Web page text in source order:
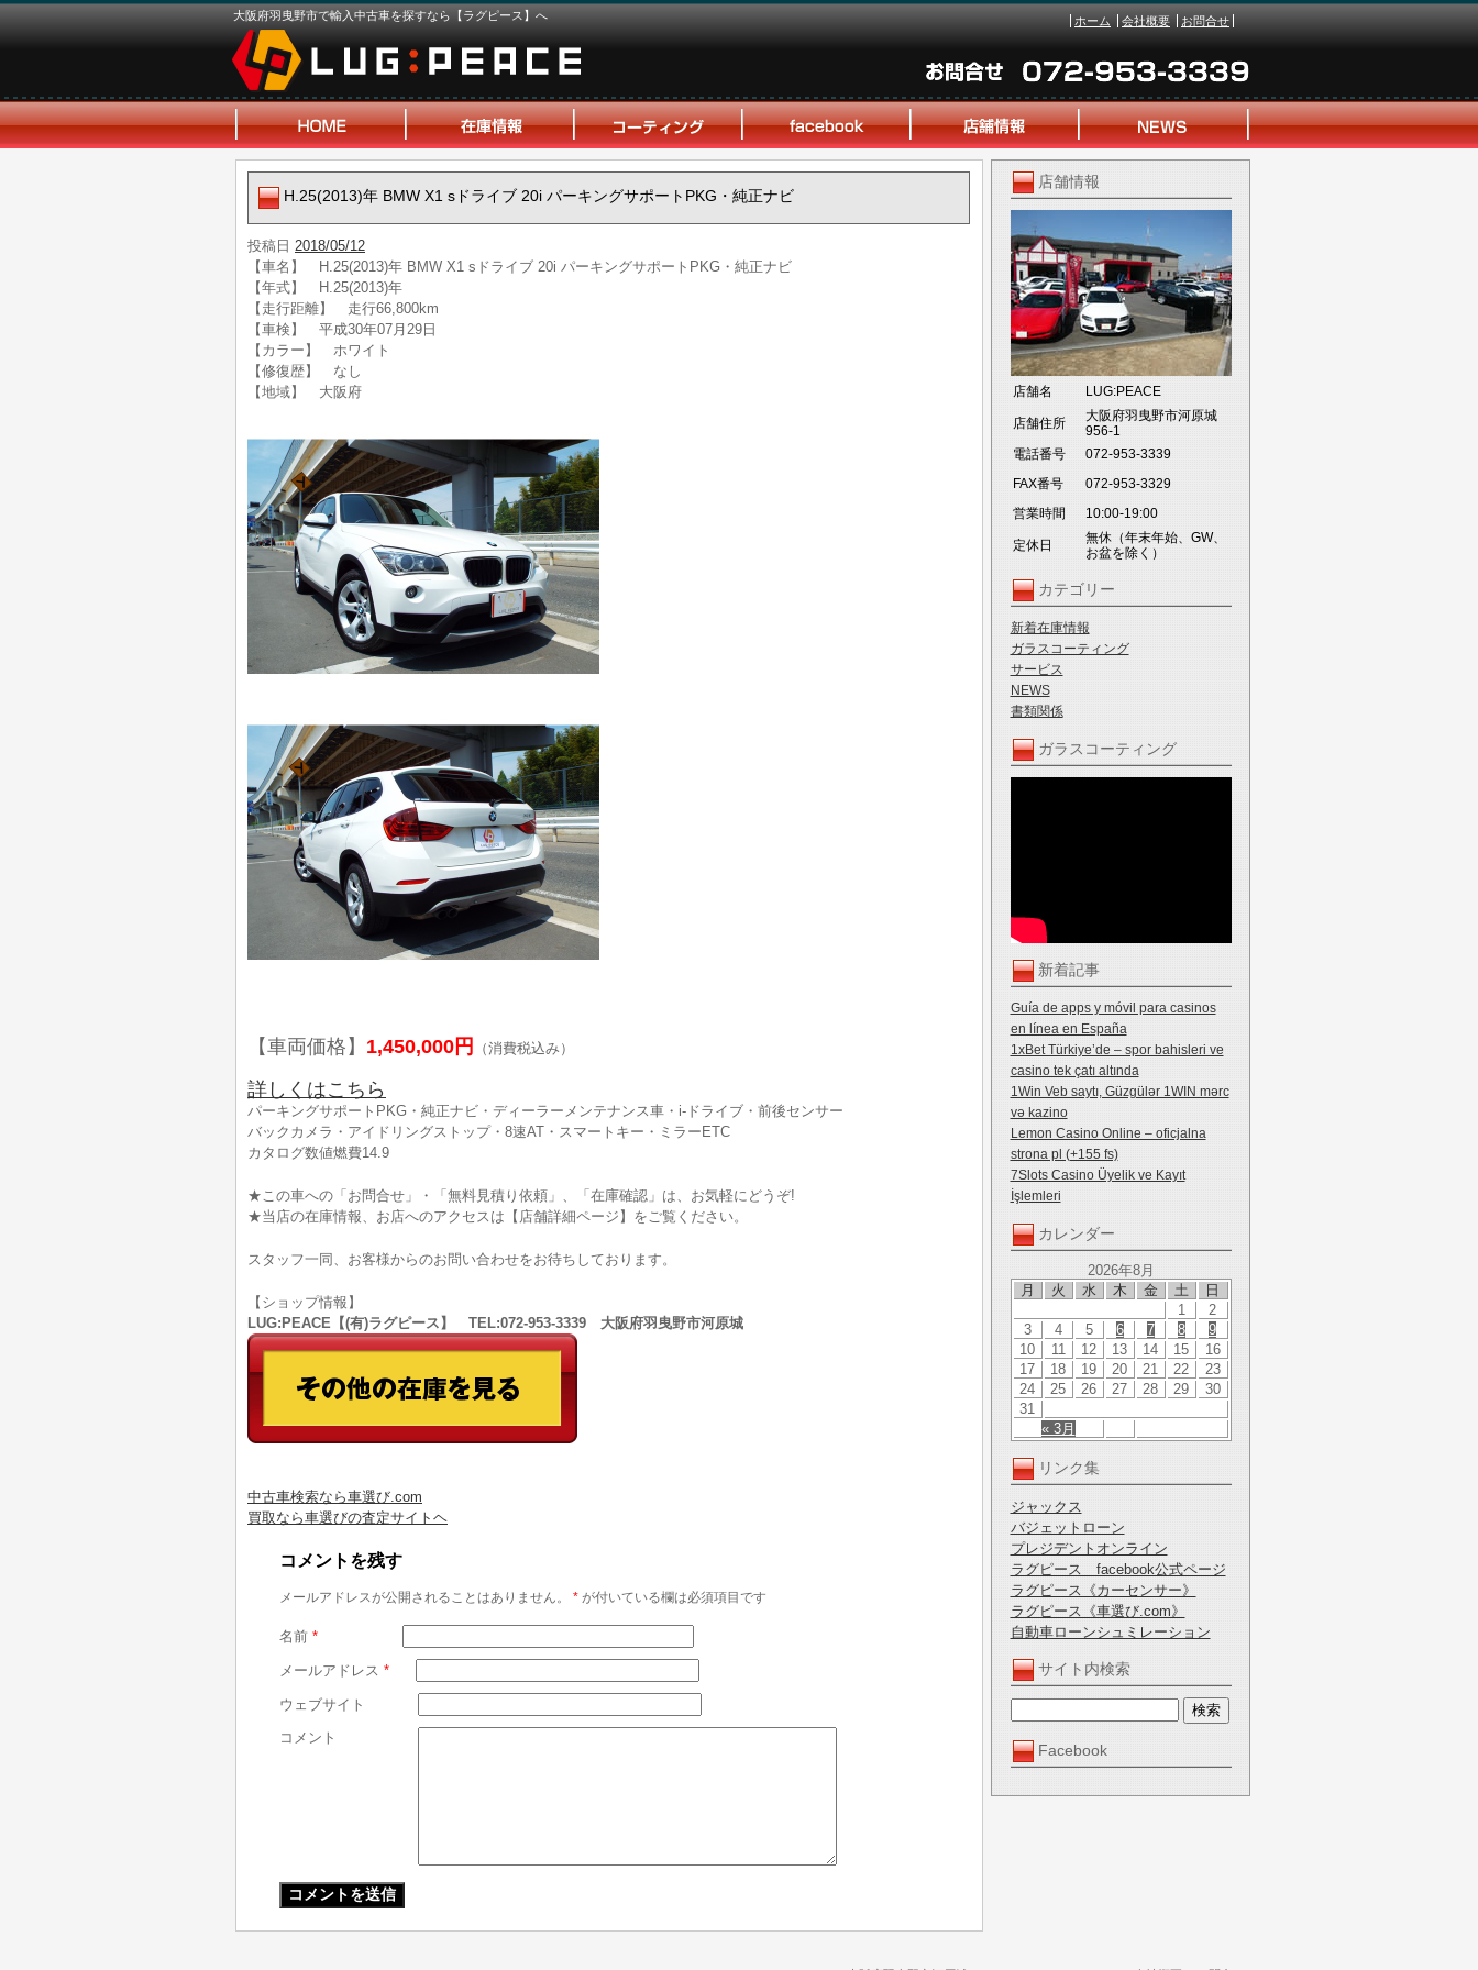
大阪府羽曳野市で輸入中古車を探すなら【ラグピース】へ ホーム 会社概要 お問合せ
店舗情報
店舗名 LUG:PEACE
店舗住所
大阪府羽曳野市河原城
956-1
電話番号
072-953-3339
FAX番号
072-953-3329
営業時間
10:00-19:00
定休日
無休（年末年始、GW、
お盆を除く）
カテゴリー
新着在庫情報
ガラスコーティング
サービス
NEWS
書類関係
ガラスコーティング
新着記事
Guía de apps y móvil para casinos
en línea en España
1xBet Türkiye’de – spor bahisleri ve
casino tek çatı altında
1Win Veb saytı, Güzgülər 1WIN mərc
və kazino
Lemon Casino Online – oficjalna
strona pl (+155 fs)
7Slots Casino Üyelik ve Kayıt
İşlemleri
カレンダー
2026年8月
月
火 水 木 金 土 日
« 3月
1
2
3
4 5 6 7 8
9
10
11 12 13 14 15
16
17
18 19 20 21 22
23
24
25 26 27 28 29
30
31
リンク集
ジャックス
バジェットローン
プレジデントオンライン
ラグピース facebook公式ページ
ラグピース《カーセンサー》
ラグピース《車選び.com》
自動車ローンシュミレーション
サイト内検索
Facebook
H.25(2013)年 BMW X1 sドライブ 20i パーキングサポートPKG・純正ナビ
投稿日 2018/05/12
【車名】 H.25(2013)年 BMW X1 sドライブ 20i パーキングサポートPKG・純正ナビ
【年式】 H.25(2013)年
【走行距離】 走行66,800km
【車検】 平成30年07月29日
【カラー】 ホワイト
【修復歴】 なし
【地域】 大阪府
【車両価格】 1,450,000円 （消費税込み）
詳しくはこちら
パーキングサポートPKG・純正ナビ・ディーラーメンテナンス車・i-ドライブ・前後センサー
バックカメラ・アイドリングストップ・8速AT・スマートキー・ミラーETC
カタログ数値燃費14.9
★この車への「お問合せ」・「無料見積り依頼」、「在庫確認」は、お気軽にどうぞ!
★当店の在庫情報、お店へのアクセスは【店舗詳細ページ】をご覧ください。
スタッフ一同、お客様からのお問い合わせをお待ちしております。
【ショップ情報】
LUG:PEACE【(有)ラグピース】 TEL:072-953-3339 大阪府羽曳野市河原城
中古車検索なら車選び.com
買取なら車選びの査定サイトヘ
コメントを残す
メールアドレスが公開されることはありません。 * が付いている欄は必須項目です
名前 *
メールアドレス *
ウェブサイト
コメント